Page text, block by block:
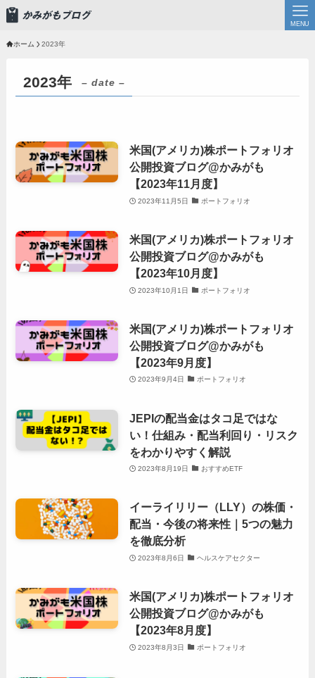
MENU
ホーム 2023年
2023年 – date –
米国(アメリカ)株ポートフォリオ
公開投資ブログ@かみがも
【2023年11月度】
2023年11月5日 ポートフォリオ
米国(アメリカ)株ポートフォリオ
公開投資ブログ@かみがも
【2023年10月度】
2023年10月1日 ポートフォリオ
米国(アメリカ)株ポートフォリオ
公開投資ブログ@かみがも
【2023年9月度】
2023年9月4日 ポートフォリオ
JEPIの配当金はタコ足ではな
い！仕組み・配当利回り・リスク
をわかりやすく解説
2023年8月19日 おすすめETF
イーライリリー（LLY）の株価・
配当・今後の将来性｜5つの魅力
を徹底分析
2023年8月6日 ヘルスケアセクター
米国(アメリカ)株ポートフォリオ
公開投資ブログ@かみがも
【2023年8月度】
2023年8月3日 ポートフォリオ